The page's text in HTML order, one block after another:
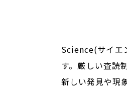
Science(サイエ
す。厳しい査読
新しい発見や現